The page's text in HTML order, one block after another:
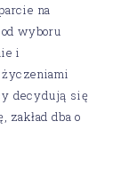
na
wyboru
i
decydują się
dba o